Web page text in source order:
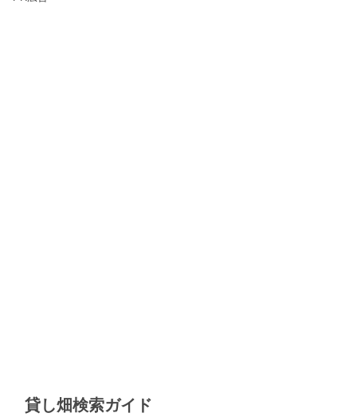
貸し畑検索ガイド